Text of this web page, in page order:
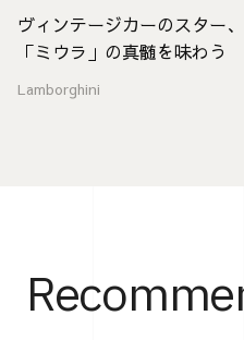
ヴィンテージカーのスター
「ミウラ」の真髄を味わう
Lamborghini